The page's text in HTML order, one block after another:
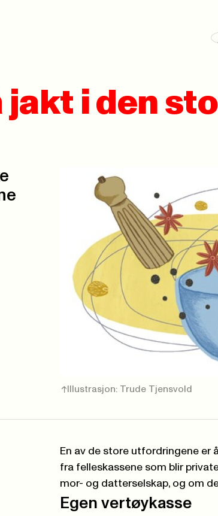
jakt i den
Illustrasjon: Trude Tjensvold
En av de store utfordringene er
fra felleskassene som blir
mor- og datterselskap, og om
Egen vertøykasse